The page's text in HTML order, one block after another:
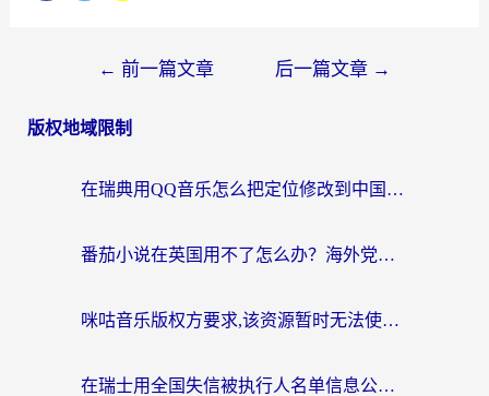
← 前一篇文章 后一篇文章 →
版权地域限制
在瑞典用QQ音乐怎么把定位修改到中国国内？留学生亲测有效的回国加速方案
番茄小说在英国用不了怎么办？海外党亲测有效的回国加速解决方案
咪咕音乐版权方要求,该资源暂时无法使用？海外党这样解决听歌听书+看剧炒股难题
在瑞士用全国失信被执行人名单信息公布与查询地区限制怎么办？还能看欧洲杯直播和咪咕视频吗？